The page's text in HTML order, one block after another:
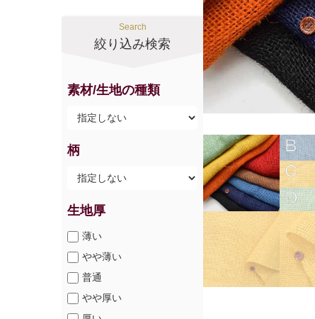
Search
絞り込み検索
素材/生地の種類
柄
生地厚
薄い
やや薄い
普通
やや厚い